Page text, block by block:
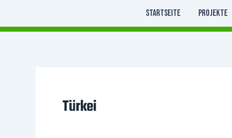
springen
Startseite Projekte
Türkei